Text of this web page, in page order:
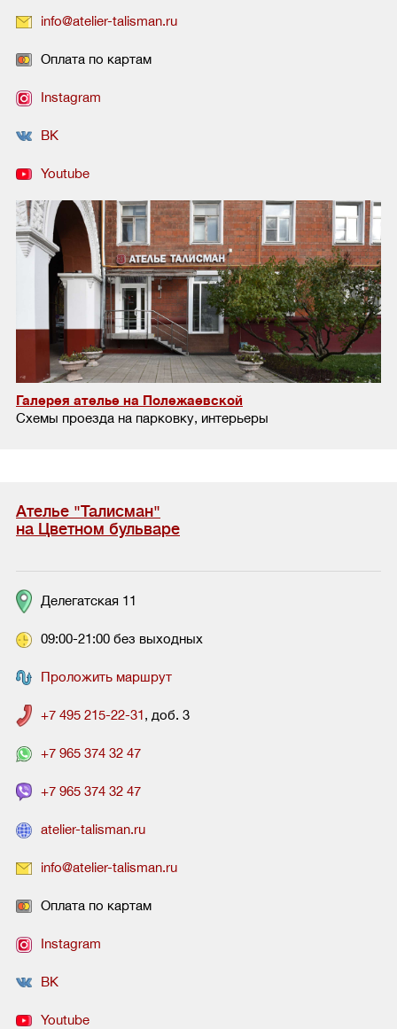
info@atelier-talisman.ru
Оплата по картам
Instagram
ВК
Youtube
Галерея ателье на Полежаевской
Схемы проезда на парковку, интерьеры
Ателье "Талисман"
на Цветном бульваре
Делегатская 11
09:00-21:00 без выходных
Проложить маршрут
+7 495 215-22-31 , доб. 3
+7 965 374 32 47
+7 965 374 32 47
atelier-talisman.ru
info@atelier-talisman.ru
Оплата по картам
Instagram
ВК
Youtube